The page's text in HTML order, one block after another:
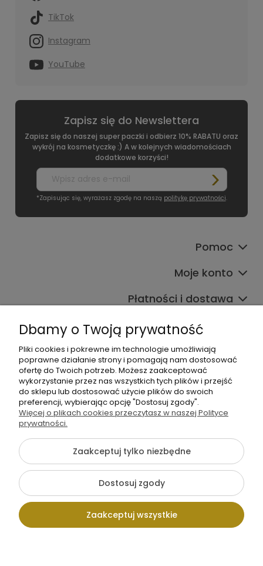
TikTok
Instagram
YouTube
Zapisz się do Newslettera
Zapisz się do naszej super paczki i odbierz 10% RABATU oraz
wykrój na kosmetyczkę :) A w kolejnych wiadomościach
dodatkowe korzyści!
*Zapisując się, wyrażasz zgodę na naszą politykę prywatności.
Pomoc
Moje konto
Płatności i dostawa
Informacje
O nas
Pokaż pełną wersję strony
Sklep internetowy Shoper.pl
Dbamy o Twoją prywatność
Pliki cookies i pokrewne im technologie umożliwiają
poprawne działanie strony i pomagają nam dostosować
ofertę do Twoich potrzeb. Możesz zaakceptować
wykorzystanie przez nas wszystkich tych plików i przejść
do sklepu lub dostosować użycie plików do swoich
preferencji, wybierając opcję "Dostosuj zgody".
Więcej o plikach cookies przeczytasz w naszej Polityce
prywatności.
Zaakceptuj tylko niezbędne
Dostosuj zgody
Zaakceptuj wszystkie